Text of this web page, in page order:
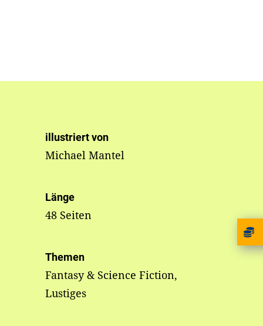
illustriert von
Michael Mantel
Länge
48 Seiten
Themen
Fantasy & Science Fiction,
Lustiges